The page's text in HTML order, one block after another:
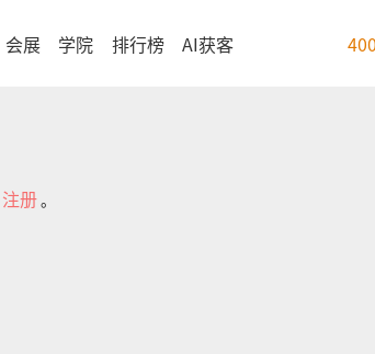
会展 学院 排行榜 AI获客
注册。